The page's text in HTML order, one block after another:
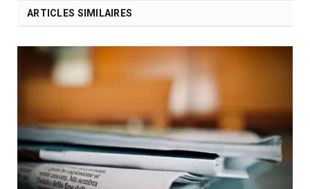
ARTICLES SIMILAIRES